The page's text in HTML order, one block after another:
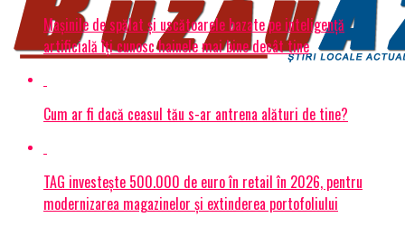
Mașinile de spălat și uscătoarele bazate pe inteligență
artificială îți cunosc hainele mai bine decât tine
Cum ar fi dacă ceasul tău s-ar antrena alături de tine?
TAG investește 500.000 de euro în retail în 2026, pentru
modernizarea magazinelor și extinderea portofoliului